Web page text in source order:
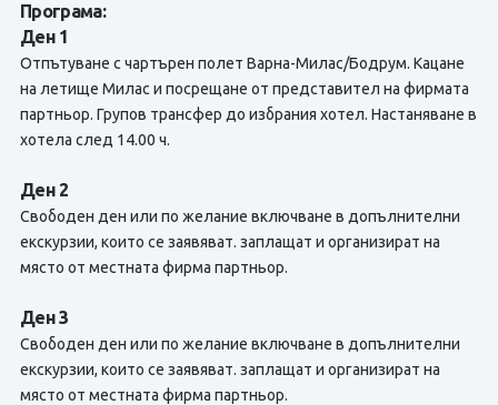
Програма:
Ден 1
Отпътуване с чартърен полет Варна-Милас/Бодрум. Кацане
на летище Милас и посрещане от представител на фирмата
партньор. Групов трансфер до избрания хотел. Настаняване в
хотела след 14.00 ч.
Ден 2
Свободен ден или по желание включване в допълнителни
екскурзии, които се заявяват. заплащат и организират на
място от местната фирма партньор.
Ден 3
Свободен ден или по желание включване в допълнителни
екскурзии, които се заявяват. заплащат и организират на
място от местната фирма партньор.